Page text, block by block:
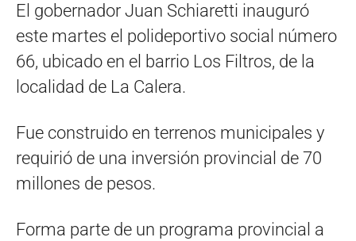
El gobernador Juan Schiaretti inauguró
este martes el polideportivo social número
66, ubicado en el barrio Los Filtros, de la
localidad de La Calera.
Fue construido en terrenos municipales y
requirió de una inversión provincial de 70
millones de pesos.
Forma parte de un programa provincial a